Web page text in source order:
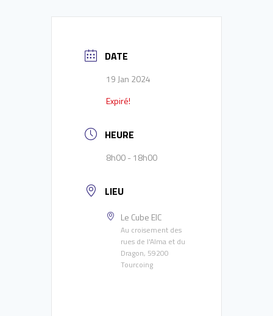
DATE
19 Jan 2024
Expiré!
HEURE
8h00 - 18h00
LIEU
Le Cube EIC
Au croisement des
rues de l'Alma et du
Dragon, 59200
Tourcoing